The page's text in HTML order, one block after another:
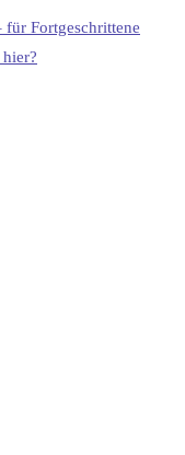
für Fortgeschrittene